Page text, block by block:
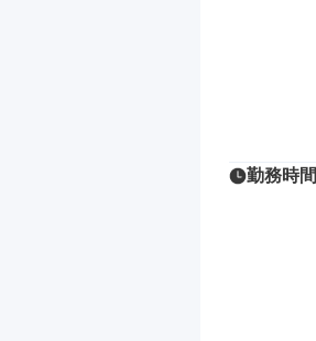
勤務時間